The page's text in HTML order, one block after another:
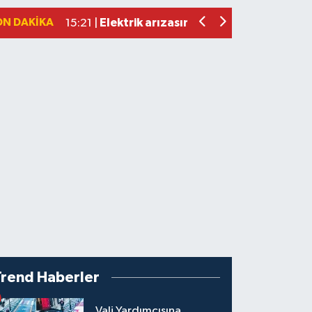
DAKIKA
23:12 | Bartın'da nem oranı yüzde 100'e
Haberler